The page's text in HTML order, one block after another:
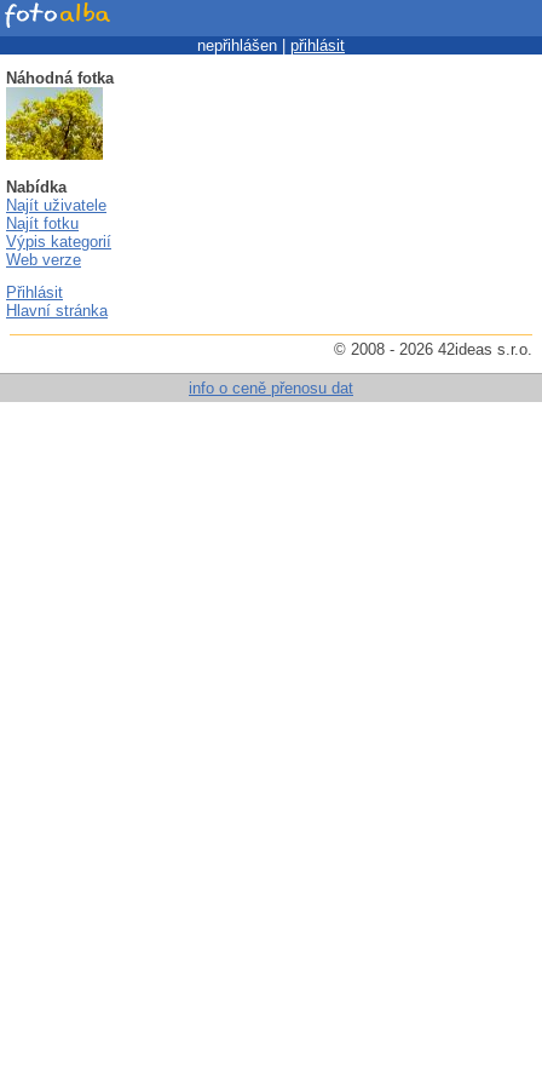
nepřihlášen | přihlásit
Náhodná fotka
Nabídka
Najít uživatele
Najít fotku
Výpis kategorií
Web verze
Přihlásit
Hlavní stránka
© 2008 - 2026 42ideas s.r.o.
info o ceně přenosu dat